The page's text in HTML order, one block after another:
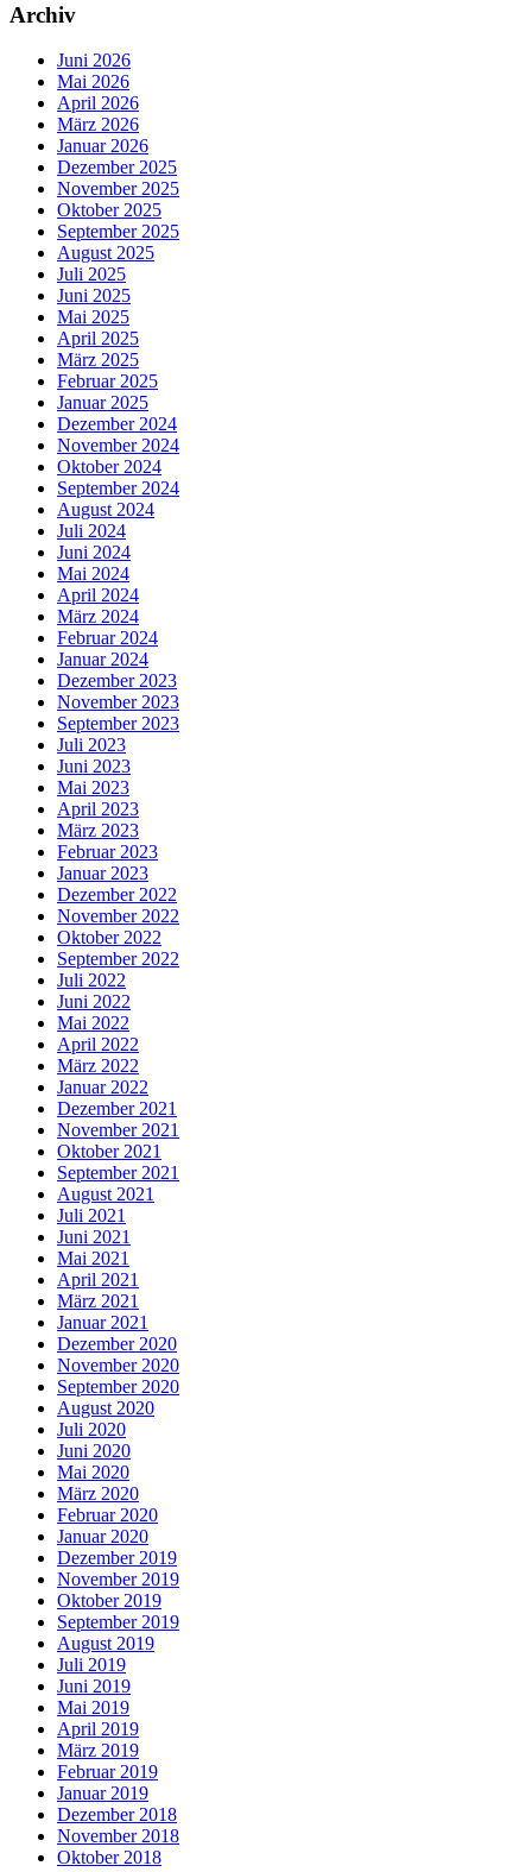
Archiv
Juni 2026
Mai 2026
April 2026
März 2026
Januar 2026
Dezember 2025
November 2025
Oktober 2025
September 2025
August 2025
Juli 2025
Juni 2025
Mai 2025
April 2025
März 2025
Februar 2025
Januar 2025
Dezember 2024
November 2024
Oktober 2024
September 2024
August 2024
Juli 2024
Juni 2024
Mai 2024
April 2024
März 2024
Februar 2024
Januar 2024
Dezember 2023
November 2023
September 2023
Juli 2023
Juni 2023
Mai 2023
April 2023
März 2023
Februar 2023
Januar 2023
Dezember 2022
November 2022
Oktober 2022
September 2022
Juli 2022
Juni 2022
Mai 2022
April 2022
März 2022
Januar 2022
Dezember 2021
November 2021
Oktober 2021
September 2021
August 2021
Juli 2021
Juni 2021
Mai 2021
April 2021
März 2021
Januar 2021
Dezember 2020
November 2020
September 2020
August 2020
Juli 2020
Juni 2020
Mai 2020
März 2020
Februar 2020
Januar 2020
Dezember 2019
November 2019
Oktober 2019
September 2019
August 2019
Juli 2019
Juni 2019
Mai 2019
April 2019
März 2019
Februar 2019
Januar 2019
Dezember 2018
November 2018
Oktober 2018